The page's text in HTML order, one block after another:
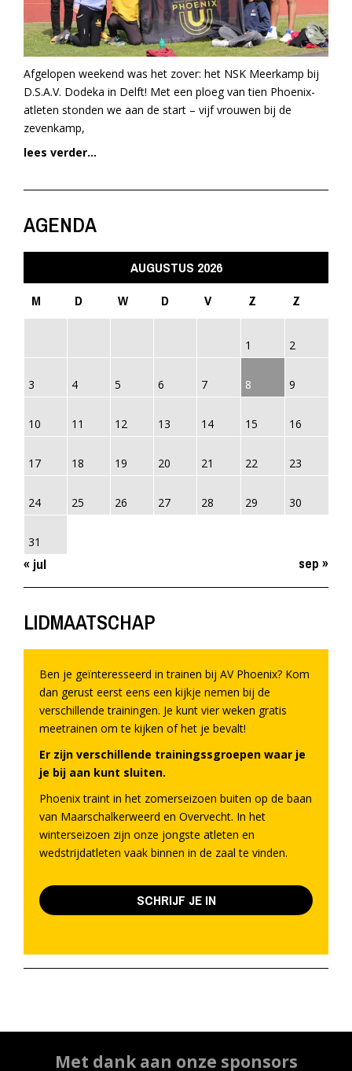
Afgelopen weekend was het zover: het NSK Meerkamp bij
D.S.A.V. Dodeka in Delft! Met een ploeg van tien Phoenix-
atleten stonden we aan de start – vijf vrouwen bij de
zevenkamp,
lees verder...
AGENDA
AUGUSTUS 2026
M
D W D V Z Z
1 2
3 4 5 6 7 8 9
10 11 12 13 14 15 16
17 18 19 20 21 22 23
24 25 26 27 28 29 30
31
« jul sep »
LIDMAATSCHAP
Ben je geïnteresseerd in trainen bij AV Phoenix? Kom
dan gerust eerst eens een kijkje nemen bij de
verschillende trainingen. Je kunt vier weken gratis
meetrainen om te kijken of het je bevalt!
Er zijn verschillende trainingssgroepen waar je
je bij aan kunt sluiten.
Phoenix traint in het zomerseizoen buiten op de baan
van Maarschalkerweerd en Overvecht. In het
winterseizoen zijn onze jongste atleten en
wedstrijdatleten vaak binnen in de zaal te vinden.
SCHRIJF JE IN
Met dank aan onze sponsors